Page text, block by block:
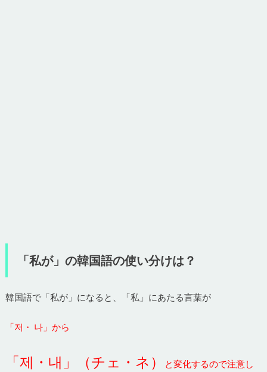
「私が」の韓国語の使い分けは？
韓国語で「私が」になると、「私」にあたる言葉が
「저・ 나」から
「제・내」（チェ・ネ）
と変化するので注意し